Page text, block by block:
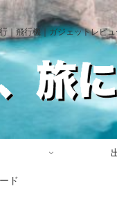
｜飛行機｜ガジェットレビュ
ド